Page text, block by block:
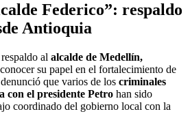
Federico”: respaldo
Antioquia
al alcalde de Medellín,
su papel en el fortalecimiento de
que varios de los criminales
con el presidente Petro han sido
coordinado del gobierno local con la